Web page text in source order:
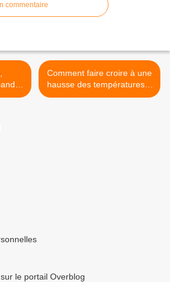
commentaire
!
Comment faire croire à une
hausse des températures ?
>
le portail Overblog